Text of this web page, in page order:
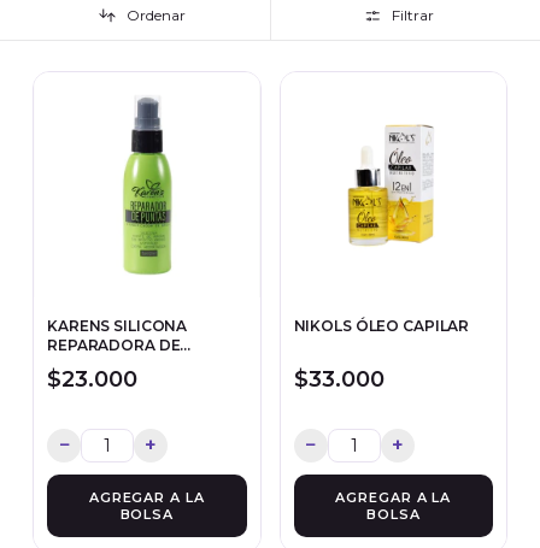
Ordenar Filtrar
KARENS SILICONA
REPARADORA DE
PUNTAS
$23.000
− +
AGREGAR A LA
BOLSA
NIKOLS ÓLEO CAPILAR
$33.000
− +